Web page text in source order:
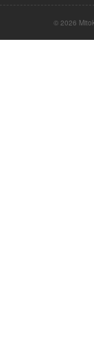
© 2026